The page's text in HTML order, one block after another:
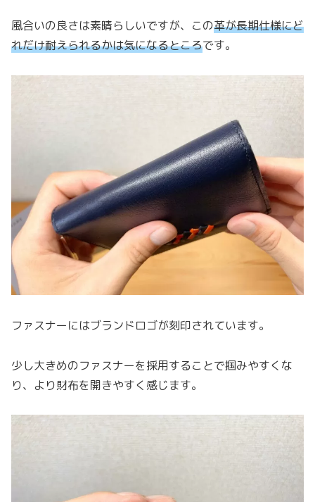
風合いの良さは素晴らしいですが、この革が長期仕様にど
れだけ耐えられるかは気になるところです。
ファスナーにはブランドロゴが刻印されています。
少し大きめのファスナーを採用することで掴みやすくな
り、より財布を開きやすく感じます。